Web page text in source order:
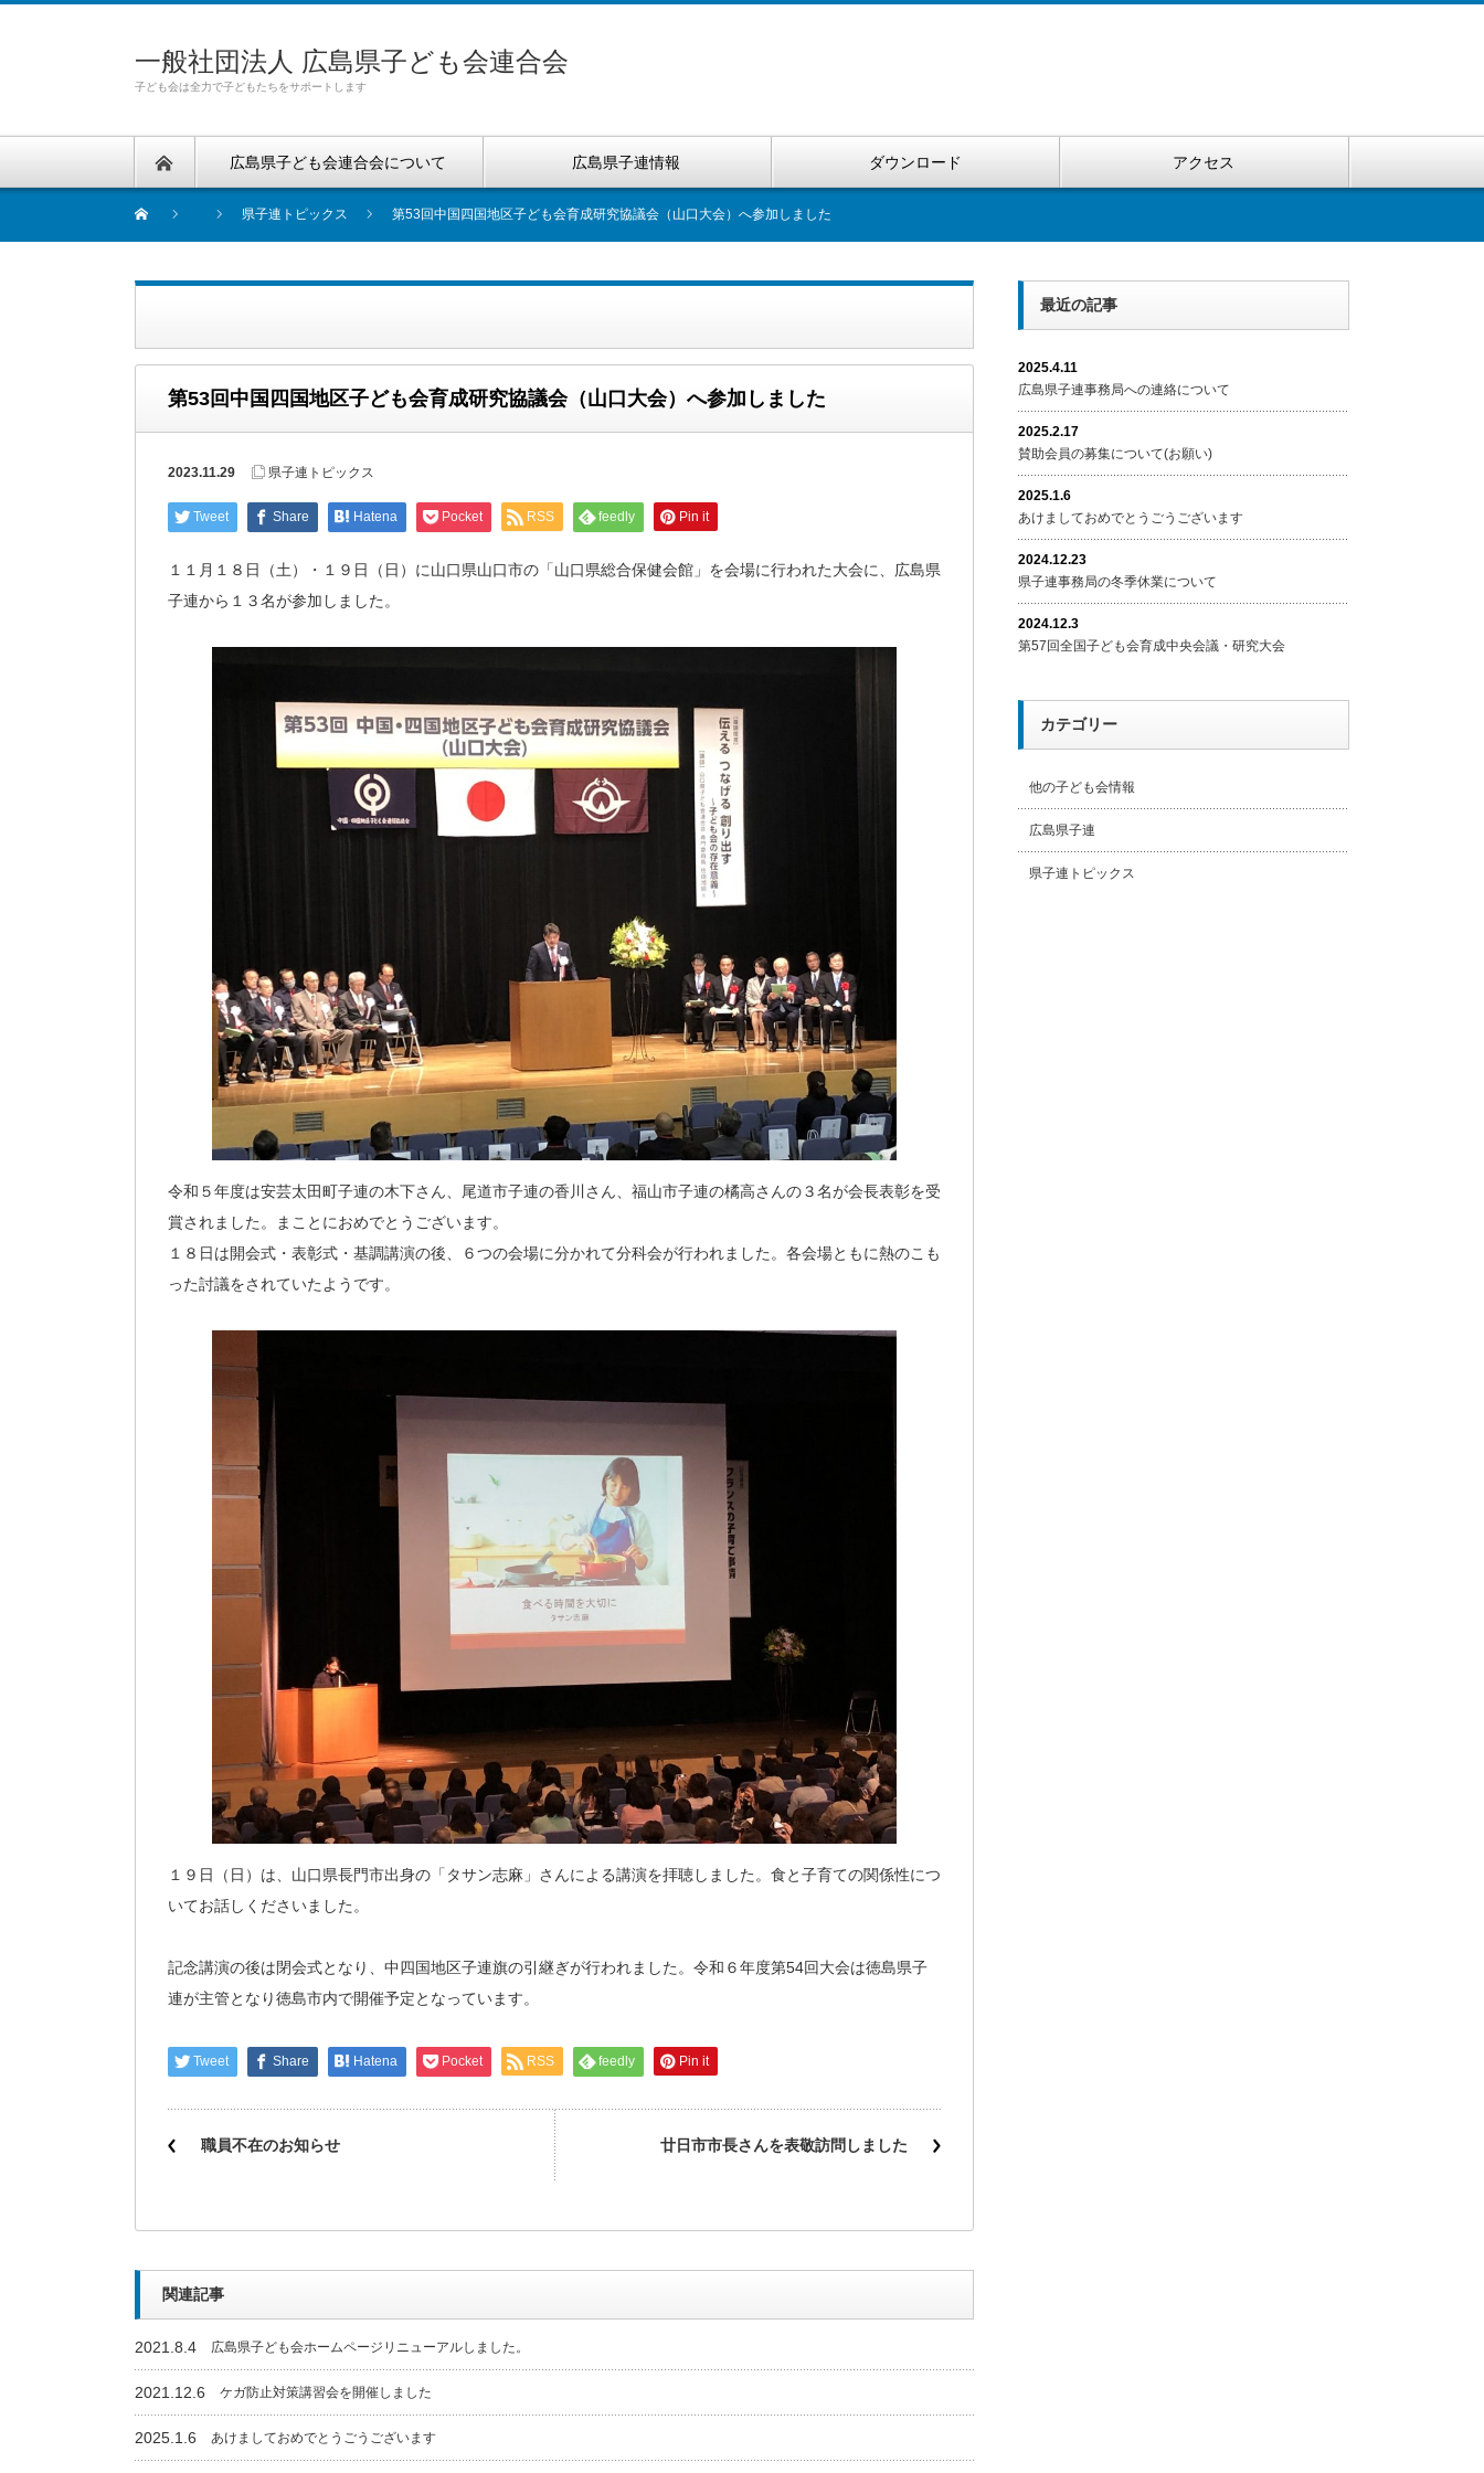
一般社団法人 広島県子ども会連合会
子ども会は全力で子どもたちをサポートします
広島県子ども会連合会について 広島県子連情報 ダウンロード アクセス
県子連トピックス 第53回中国四国地区子ども会育成研究協議会（山口大会）へ参加しました
第53回中国四国地区子ども会育成研究協議会（山口大会）へ参加しました
2023.11.29 県子連トピックス
Tweet Share Hatena Pocket RSS feedly Pin it
１１月１８日（土）・１９日（日）に山口県山口市の「山口県総合保健会館」を会場に行われた大会に、広島県
子連から１３名が参加しました。
令和５年度は安芸太田町子連の木下さん、尾道市子連の香川さん、福山市子連の橘高さんの３名が会長表彰を受
賞されました。まことにおめでとうございます。
１８日は開会式・表彰式・基調講演の後、６つの会場に分かれて分科会が行われました。各会場ともに熱のこも
った討議をされていたようです。
１９日（日）は、山口県長門市出身の「タサン志麻」さんによる講演を拝聴しました。食と子育ての関係性につ
いてお話しくださいました。
記念講演の後は閉会式となり、中四国地区子連旗の引継ぎが行われました。令和６年度第54回大会は徳島県子
連が主管となり徳島市内で開催予定となっています。
Tweet Share Hatena Pocket RSS feedly Pin it
職員不在のお知らせ 廿日市市長さんを表敬訪問しました
関連記事
2021.8.4 広島県子ども会ホームページリニューアルしました。
2021.12.6 ケガ防止対策講習会を開催しました
2025.1.6 あけましておめでとうごうございます
最近の記事
2025.4.11
広島県子連事務局への連絡について
2025.2.17
賛助会員の募集について(お願い)
2025.1.6
あけましておめでとうごうございます
2024.12.23
県子連事務局の冬季休業について
2024.12.3
第57回全国子ども会育成中央会議・研究大会
カテゴリー
他の子ども会情報
広島県子連
県子連トピックス